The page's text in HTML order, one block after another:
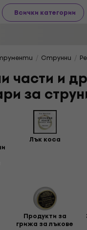
Всички категории
Струнни
части и
за
Лък коса
Продукти за
грижа за лъкове